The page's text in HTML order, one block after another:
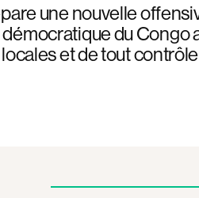
une nouvelle
du Congo
et de tout contrôle